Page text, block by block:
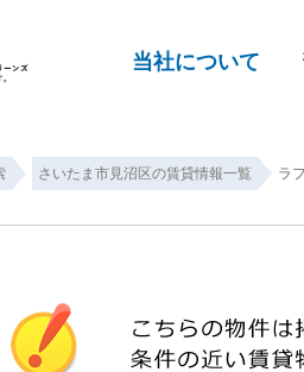
当社について
さいたま市見沼区の賃貸情報一覧 ラ